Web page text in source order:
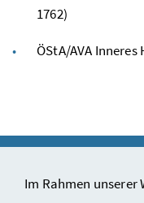
Im Rahmen unserer
1762)
ÖStA/AVA Inneres